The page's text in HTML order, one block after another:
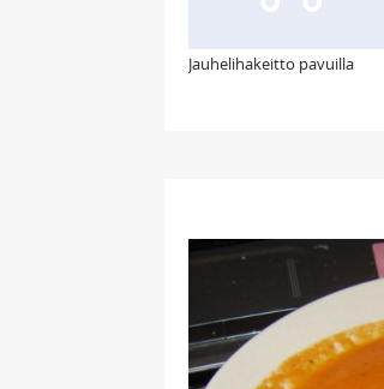
Jauhelihakeitto pavuilla